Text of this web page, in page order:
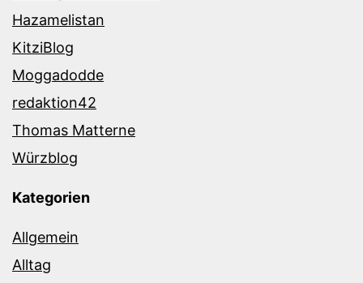
Hazamelistan
KitziBlog
Moggadodde
redaktion42
Thomas Matterne
Würzblog
Kategorien
Allgemein
Alltag